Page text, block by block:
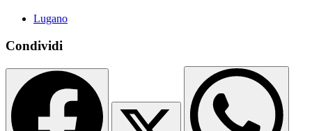
Lugano
Condividi